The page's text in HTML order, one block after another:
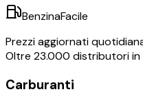
BenzinaFacile
Prezzi aggiornati
Oltre 23.000 distributori
Carburanti